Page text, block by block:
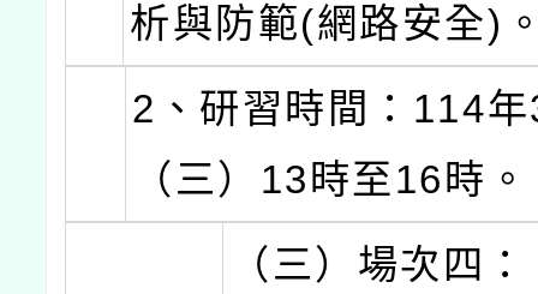
析與防範(網路安全)
2、研習時間：114
（三）13時至16時。
（三）場次四：